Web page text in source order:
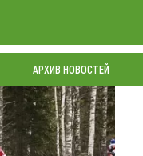
АРХИВ НОВОСТЕЙ